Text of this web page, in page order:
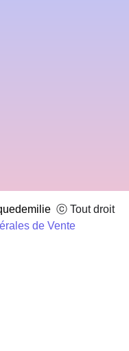
ⓒ Tout droit
de Vente